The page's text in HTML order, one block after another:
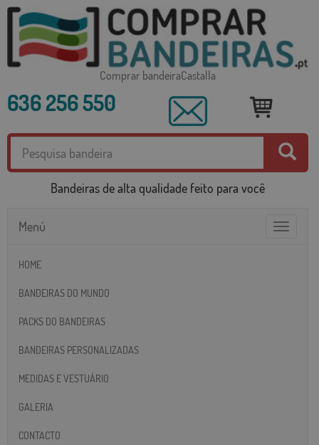
Comprar bandeiraCastalla
636 256 550
Bandeiras de alta qualidade feito para você
Toggle
Menú
HOME
BANDEIRAS DO MUNDO
PACKS DO BANDEIRAS
BANDEIRAS PERSONALIZADAS
MEDIDAS E VESTUÁRIO
GALERIA
CONTACTO